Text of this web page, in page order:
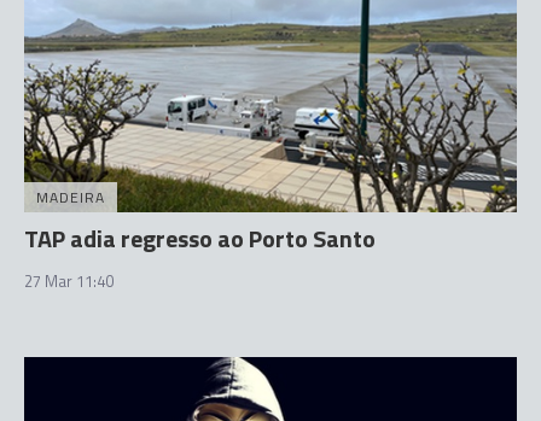
MADEIRA
TAP adia regresso ao Porto Santo
27 Mar 11:40